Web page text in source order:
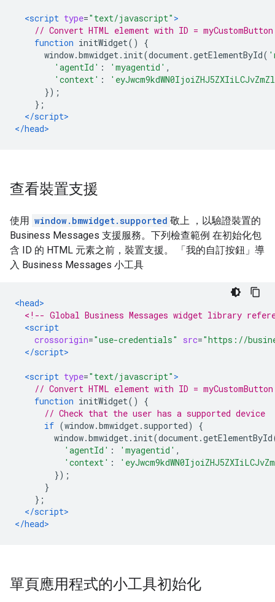
<script type="text/javascript" >
// Convert HTML element with ID =
function initWidget()
{
window.bmwidget . init(document .getElementById(
'agentId' : 'myagentid' ,
'context' :
});
};
</script>
</head>
查看裝置支援
使用 window.bmwidget.supported 敬上 ，以驗證裝置的
Business Messages 支援服務。下列檢查範例 在初始化包
含 ID 的 HTML 元素之前，裝置支援。 「我的自訂按鈕」導
入 Business Messages 小工具
<head>
<!-- Global Business Messages widget library
<script
crossorigin="use-credentials" src="https://
</script>
<script type="text/javascript" >
// Convert HTML element with ID =
function initWidget()
{
// Check that the user has a supported device
if (window.bmwidget . supported)
{
window.bmwidget . init(document .getElementById
'agentId' : 'myagentid' ,
'context' :
});
}
};
</script>
</head>
單頁應用程式的小工具初始化